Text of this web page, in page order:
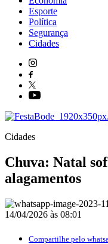
Esporte
Política
Segurança
Cidades
Cidades
Chuva: Natal
alagamentos
14/04/2026 às 08:01
Compartilhe pelo